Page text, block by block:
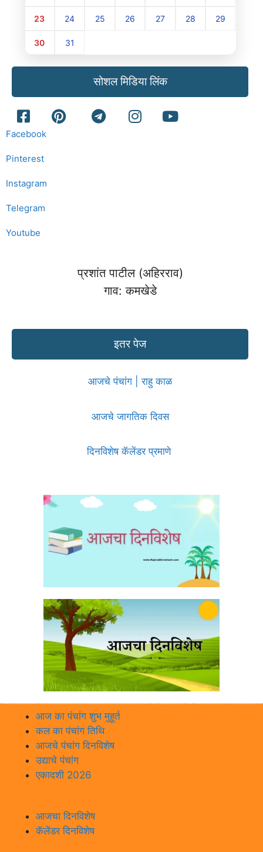
23 24 25 26 27 28 29
30 31
सोशल मिडिया लिंक
Facebook
Pinterest
Instagram
Telegram
Youtube
प्रशांत पाटील (अहिरराव)
गाव: कमखेडे
इतर पेज
आजचे पंचांग | राहु काळ
आजचे जागतिक दिवस
दिनविशेष कॅलेंडर प्रमाणे
आज का पंचांग शुभ मुहूर्त
कल का पंचांग तिथि
आजचे पंचांग दिनविशेष
उद्याचे पंचांग
एकादशी 2026
आजचा दिनविशेष
कॅलेंडर दिनविशेष